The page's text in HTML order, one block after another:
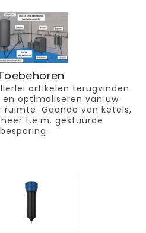
artikelen terugvinden
optimaliseren van uw
Gaande van ketels,
t.e.m. gestuurde